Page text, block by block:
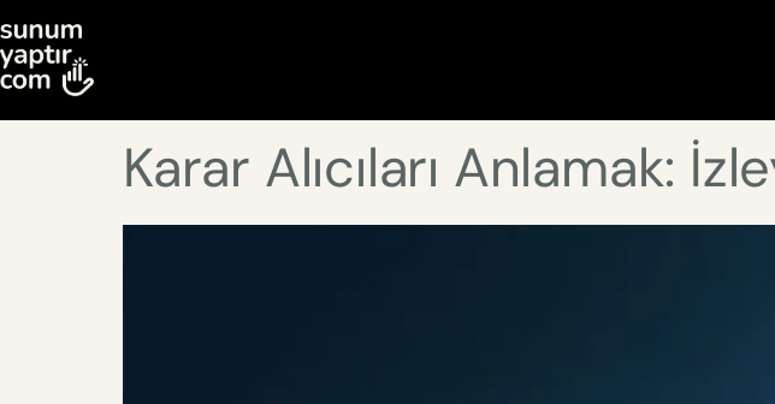
Karar Alıcıları Anlamak: